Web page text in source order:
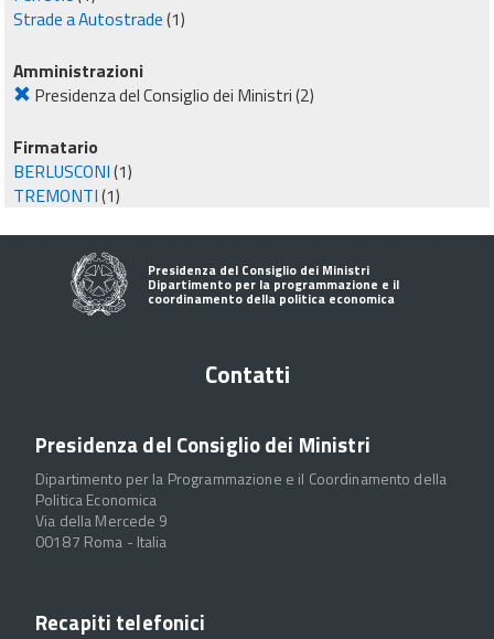
Strade a Autostrade(1)
Amministrazioni
Presidenza del Consiglio dei Ministri(2)
Firmatario
BERLUSCONI(1)
TREMONTI(1)
Presidenza del Consiglio dei Ministri
Dipartimento per la programmazione e il
coordinamento della politica economica
Contatti
Presidenza del Consiglio dei Ministri
Dipartimento per la Programmazione e il Coordinamento della
Politica Economica
Via della Mercede 9
00187 Roma - Italia
Recapiti telefonici